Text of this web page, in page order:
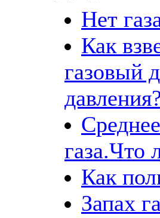
Нет
Как
газовый
газа.Что
Как
Запах